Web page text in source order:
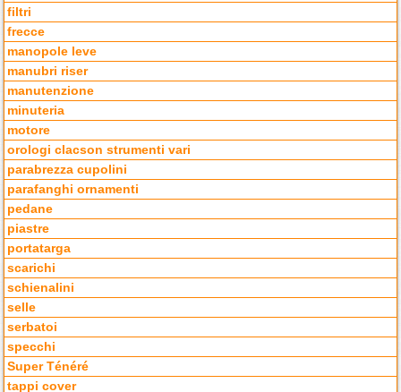
filtri
frecce
manopole leve
manubri riser
manutenzione
minuteria
motore
orologi clacson strumenti vari
parabrezza cupolini
parafanghi ornamenti
pedane
piastre
portatarga
scarichi
schienalini
selle
serbatoi
specchi
Super Ténéré
tappi cover